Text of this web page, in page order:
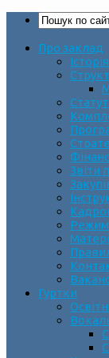
Про заклад
Звіти
Гуртки